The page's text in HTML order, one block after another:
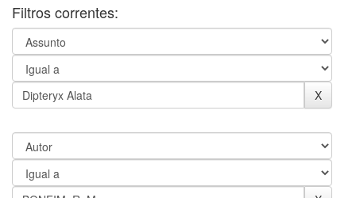
Filtros correntes: